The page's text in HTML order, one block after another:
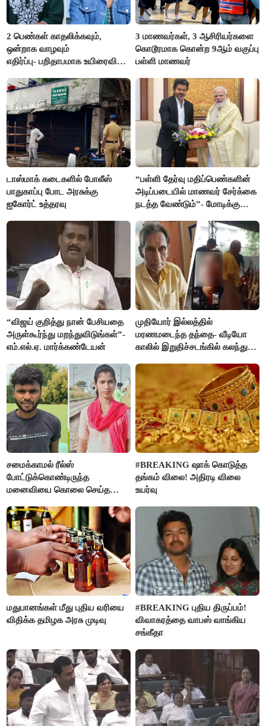
2 பெண்கள் காதலிக்கவும்,
ஒன்றாக வாழவும்
எதிர்ப்பு- பறிதாபமாக உயிரைவிட்ட
3 மாணவர்கள், 3 ஆசிரியர்களை
கொடூரமாக கொன்ற 9ஆம் வகுப்பு
பள்ளி மாணவர்
டாஸ்மாக் கடைகளில் போலீஸ்
பாதுகாப்பு போட அரசுக்கு
ஐகோர்ட் உத்தரவு
“பள்ளி தேர்வு மதிப்பெண்களின்
அடிப்படையில் மாணவர் சேர்க்கை
நடத்த வேண்டும்”- மோடிக்கு
“விஜய் குறித்து நான் பேசியதை
அருள்கூர்ந்து மறந்துவிடுங்கள்”-
எம்.எல்.ஏ. மார்க்கண்டேயன்
முதியோர் இல்லத்தில்
மரணமடைந்த தந்தை- வீடியோ
காலில் இறுதிச்சடங்கில் கலந்து
சமைக்காமல் ரீல்ஸ்
போட்டுக்கொண்டிருந்த
மனைவியை கொலை செய்த
#BREAKING ஷாக் கொடுத்த
தங்கம் விலை! அதிரடி விலை
உயர்வு
மதுபானங்கள் மீது புதிய வரியை
விதிக்க தமிழக அரசு முடிவு
#BREAKING புதிய திருப்பம்!
விவாகரத்தை வாபஸ் வாங்கிய
சங்கீதா